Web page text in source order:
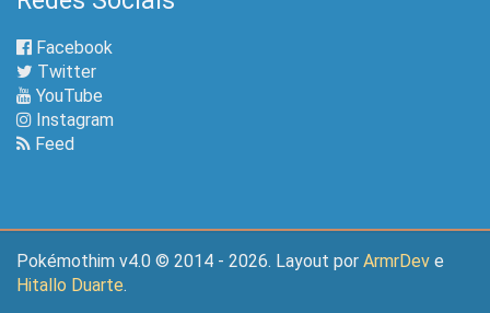
Facebook
Twitter
YouTube
Instagram
Feed
Pokémothim v4.0 © 2014 - 2026. Layout por ArmrDev e
Hitallo Duarte.